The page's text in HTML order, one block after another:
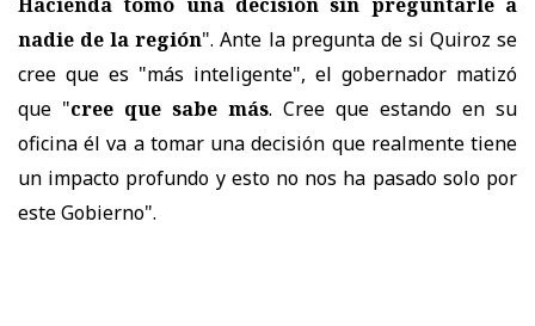
Hacienda tomó una decisión sin preguntarle a
nadie de la región". Ante la pregunta de si Quiroz se
cree que es "más inteligente", el gobernador matizó
que "cree que sabe más. Cree que estando en su
oficina él va a tomar una decisión que realmente tiene
un impacto profundo y esto no nos ha pasado solo por
este Gobierno".